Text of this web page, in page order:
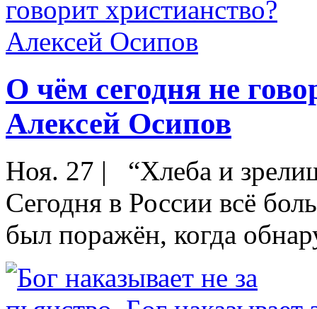
О чём сегодня не
Алексей Осипов
Ноя. 27 |
“Хлеба и
Сегодня в России всё
был поражён, когда